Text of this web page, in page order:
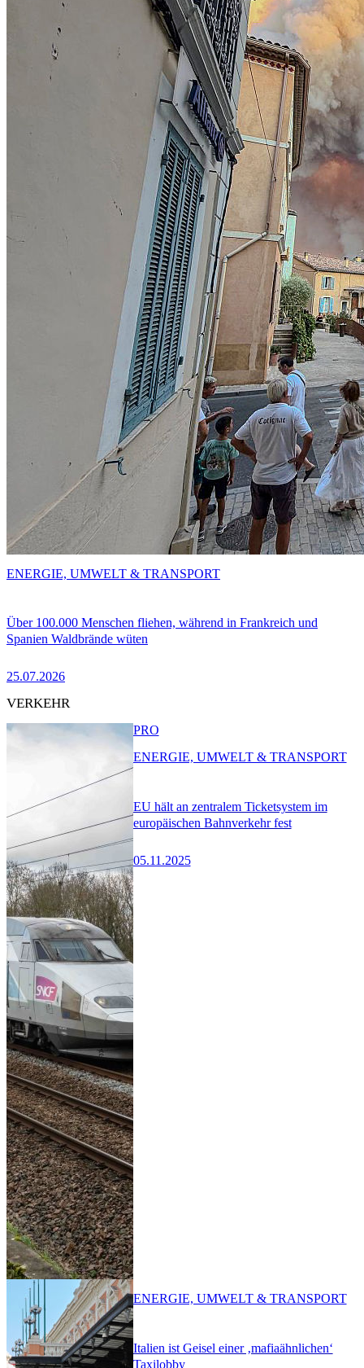
Über 100.000 Menschen fliehen, während in Frankreich und
Spanien Waldbrände wüten
25.07.2026
ENERGIE, UMWELT & TRANSPORT
VERKEHR
EU hält an zentralem Ticketsystem im
europäischen Bahnverkehr fest
05.11.2025
PRO
ENERGIE, UMWELT & TRANSPORT
Italien ist Geisel einer ‚mafiaähnlichen‘
Taxilobby
ENERGIE, UMWELT & TRANSPORT